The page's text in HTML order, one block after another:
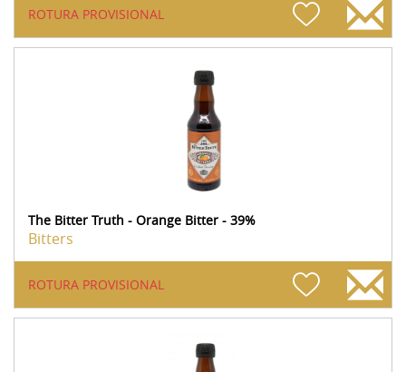
ROTURA PROVISIONAL
The Bitter Truth - Orange Bitter - 39%
Bitters
ROTURA PROVISIONAL